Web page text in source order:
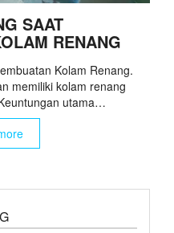
SAAT
RENANG
Kolam Renang.
memiliki kolam renang
utama…